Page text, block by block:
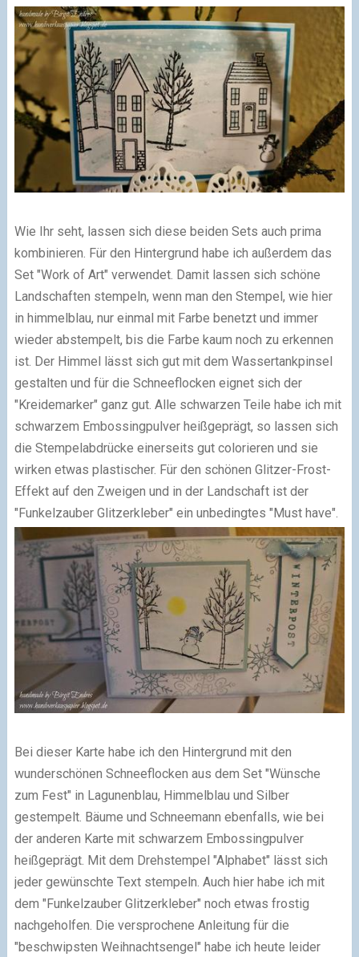
Wie Ihr seht, lassen sich diese beiden Sets auch prima
kombinieren. Für den Hintergrund habe ich außerdem das
Set "Work of Art" verwendet. Damit lassen sich schöne
Landschaften stempeln, wenn man den Stempel, wie hier
in himmelblau, nur einmal mit Farbe benetzt und immer
wieder abstempelt, bis die Farbe kaum noch zu erkennen
ist. Der Himmel lässt sich gut mit dem Wassertankpinsel
gestalten und für die Schneeflocken eignet sich der
"Kreidemarker" ganz gut. Alle schwarzen Teile habe ich mit
schwarzem Embossingpulver heißgeprägt, so lassen sich
die Stempelabdrücke einerseits gut colorieren und sie
wirken etwas plastischer. Für den schönen Glitzer-Frost-
Effekt auf den Zweigen und in der Landschaft ist der
"Funkelzauber Glitzerkleber" ein unbedingtes "Must have".
Bei dieser Karte habe ich den Hintergrund mit den
wunderschönen Schneeflocken aus dem Set "Wünsche
zum Fest" in Lagunenblau, Himmelblau und Silber
gestempelt. Bäume und Schneemann ebenfalls, wie bei
der anderen Karte mit schwarzem Embossingpulver
heißgeprägt. Mit dem Drehstempel "Alphabet" lässt sich
jeder gewünschte Text stempeln. Auch hier habe ich mit
dem "Funkelzauber Glitzerkleber" noch etwas frostig
nachgeholfen. Die versprochene Anleitung für die
"beschwipsten Weihnachtsengel" habe ich heute leider